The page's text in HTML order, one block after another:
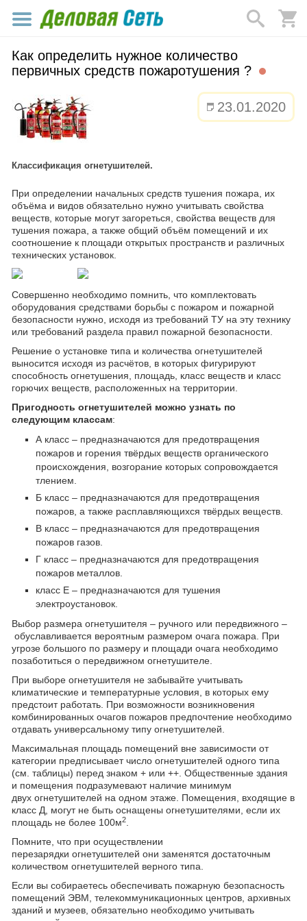
Как определить нужное количество
первичных средств пожаротушения ?
23.01.2020
Классификация огнетушителей.
При определении начальных средств тушения пожара, их
объёма и видов обязательно нужно учитывать свойства
веществ, которые могут загореться, свойства веществ для
тушения пожара, а также общий объём помещений и их
соотношение к площади открытых пространств и различных
технических установок.
Совершенно необходимо помнить, что комплектовать
оборудования средствами борьбы с пожаром и пожарной
безопасности нужно, исходя из требований ТУ на эту технику
или требований раздела правил пожарной безопасности.
Решение о установке типа и количества огнетушителей
выносится исходя из расчётов, в которых фигурируют
способность огнетушения, площадь, класс веществ и класс
горючих веществ, расположенных на территории.
Пригодность огнетушителей можно узнать по
следующим классам:
А класс – предназначаются для предотвращения
пожаров и горения твёрдых веществ органического
происхождения, возгорание которых сопровождается
тлением.
Б класс – предназначаются для предотвращения
пожаров, а также расплавляющихся твёрдых веществ.
В класс – предназначаются для предотвращения
пожаров газов.
Г класс – предназначаются для предотвращения
пожаров металлов.
класс Е – предназначаются для тушения
электроустановок.
Выбор размера огнетушителя – ручного или передвижного –
обуславливается вероятным размером очага пожара. При
угрозе большого по размеру и площади очага необходимо
позаботиться о передвижном огнетушителе.
При выборе огнетушителя не забывайте учитывать
климатические и температурные условия, в которых ему
предстоит работать. При возможности возникновения
комбинированных очагов пожаров предпочтение необходимо
отдавать универсальному типу огнетушителей.
Максимальная площадь помещений вне зависимости от
категории предписывает число огнетушителей одного типа
(см. таблицы) перед знаком + или ++. Общественные здания
и помещения подразумевают наличие минимум
двух огнетушителей на одном этаже. Помещения, входящие в
класс Д, могут не быть оснащены огнетушителями, если их
площадь не более 100м2
Помните, что при осуществлении
перезарядки огнетушителей они заменятся достаточным
количеством огнетушителей верного типа.
Если вы собираетесь обеспечивать пожарную безопасность
помещений ЭВМ, телекоммуникационных центров, архивных
зданий и музеев, обязательно необходимо учитывать